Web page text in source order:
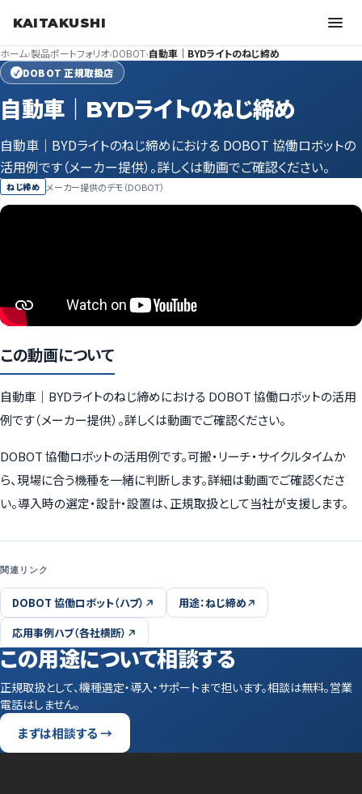
KAITAKUSHI
ホーム›製品ポートフォリオ›DOBOT›自動車｜BYDライトのねじ締め
✓ DOBOT 正規取扱店
自動車｜BYDライトのねじ締め
自動車｜BYDライトのねじ締めにおける DOBOT 協働ロボットの
活用例です（メーカー提供）。詳しくは動画でご確認ください。
ねじ締め メーカー提供のデモ（DOBOT）
この動画について
自動車｜BYDライトのねじ締めにおける DOBOT 協働ロボットの活用
例です（メーカー提供）。詳しくは動画でご確認ください。
DOBOT 協働ロボットの活用例です。可搬・リーチ・サイクルタイムか
ら、現場に合う機種を一緒に判断します。詳細は動画でご確認くださ
い。導入時の選定・設計・設置は、正規取扱として当社が支援します。
関連リンク
DOBOT 協働ロボット（ハブ）
用途：ねじ締め
応用事例ハブ（各社横断）
この用途について相談する
正規取扱として、機種選定・導入・サポートまで担います。相談は無料。営業
電話はしません。
まずは相談する →